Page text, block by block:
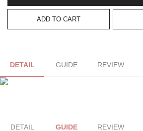
ADD TO CART
DETAIL GUIDE REVIEW
DETAIL GUIDE REVIEW